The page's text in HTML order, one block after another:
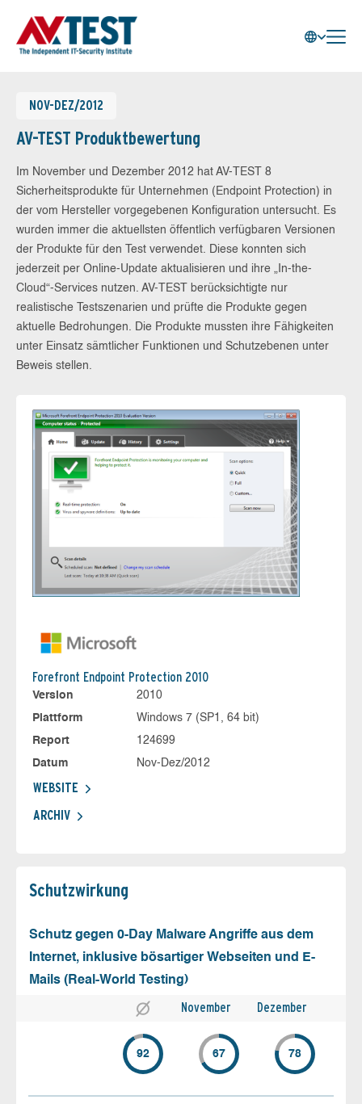
NOV-DEZ/2012
AV-TEST Produktbewertung
Im November und Dezember 2012 hat AV-TEST 8
Sicherheitsprodukte für Unternehmen (Endpoint Protection) in
der vom Hersteller vorgegebenen Konfiguration untersucht. Es
wurden immer die aktuellsten öffentlich verfügbaren Versionen
der Produkte für den Test verwendet. Diese konnten sich
jederzeit per Online-Update aktualisieren und ihre „In-the-
Cloud“-Services nutzen. AV-TEST berücksichtigte nur
realistische Testszenarien und prüfte die Produkte gegen
aktuelle Bedrohungen. Die Produkte mussten ihre Fähigkeiten
unter Einsatz sämtlicher Funktionen und Schutzebenen unter
Beweis stellen.
Forefront Endpoint Protection 2010
Version
2010
Plattform
Windows 7 (SP1, 64 bit)
Report
124699
Datum
Nov-Dez/2012
WEBSITE
ARCHIV
Schutz­wirkung
Schutz gegen 0-Day Malware Angriffe aus dem
Internet, inklusive bösartiger Webseiten und E-
Mails (Real-World Testing)
November Dezember
92 67 78